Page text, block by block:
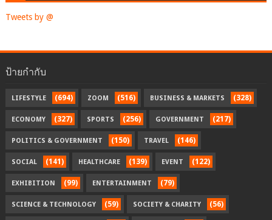
Tweets by @
ป้ายกำกับ
LIFESTYLE (694) ZOOM (516) BUSINESS & MARKETS (328)
ECONOMY (327) SPORTS (256) GOVERNMENT (217)
POLITICS & GOVERNMENT (150) TRAVEL (146)
SOCIAL (141) HEALTHCARE (139) EVENT (122)
EXHIBITION (99) ENTERTAINMENT (79)
SCIENCE & TECHNOLOGY (59) SOCIETY & CHARITY (56)